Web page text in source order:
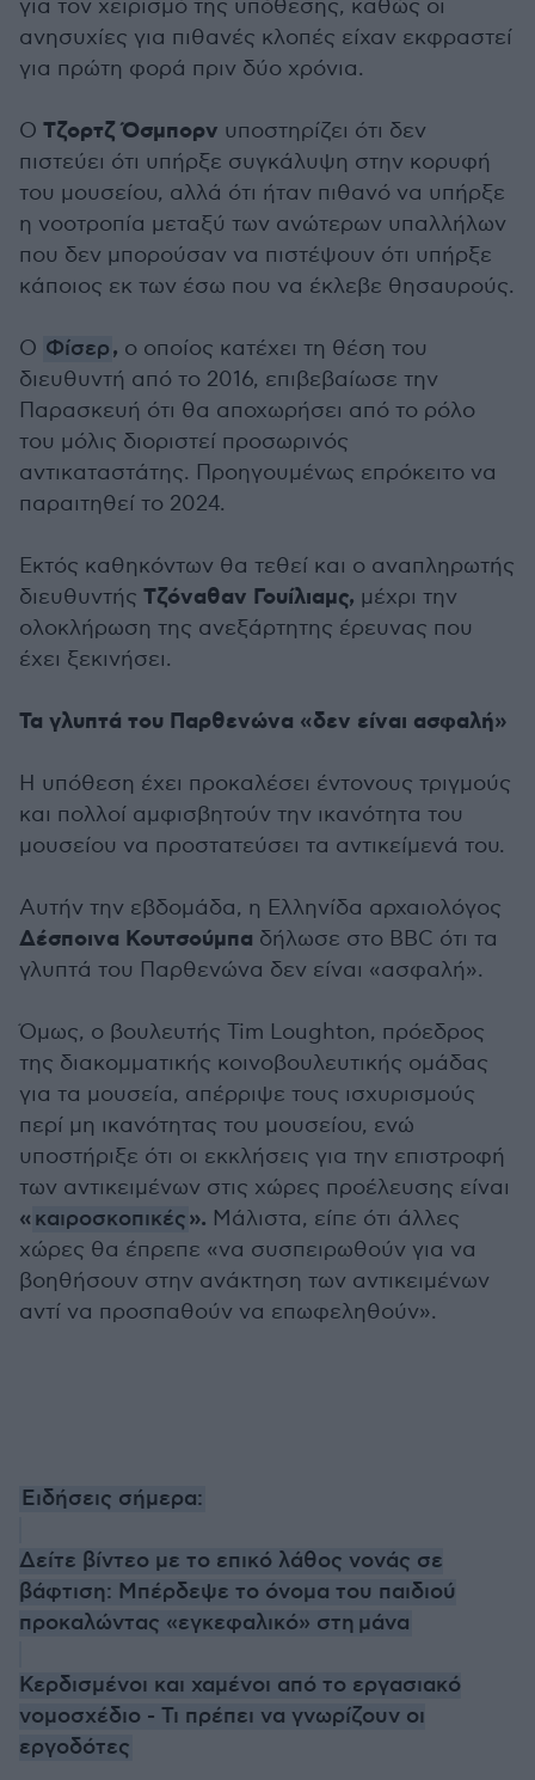
για τον χειρισμό της υπόθεσης, καθώς οι
ανησυχίες για πιθανές κλοπές είχαν εκφραστεί
για πρώτη φορά πριν δύο χρόνια.
Ο Τζορτζ Όσμπορν υποστηρίζει ότι δεν
πιστεύει ότι υπήρξε συγκάλυψη στην κορυφή
του μουσείου, αλλά ότι ήταν πιθανό να υπήρξε
η νοοτροπία μεταξύ των ανώτερων υπαλλήλων
που δεν μπορούσαν να πιστέψουν ότι υπήρξε
κάποιος εκ των έσω που να έκλεβε θησαυρούς.
Ο Φίσερ, ο οποίος κατέχει τη θέση του
διευθυντή από το 2016, επιβεβαίωσε την
Παρασκευή ότι θα αποχωρήσει από το ρόλο
του μόλις διοριστεί προσωρινός
αντικαταστάτης. Προηγουμένως επρόκειτο να
παραιτηθεί το 2024.
Εκτός καθηκόντων θα τεθεί και ο αναπληρωτής
διευθυντής Τζόναθαν Γουίλιαμς, μέχρι την
ολοκλήρωση της ανεξάρτητης έρευνας που
έχει ξεκινήσει.
Τα γλυπτά του Παρθενώνα «δεν είναι ασφαλή»
Η υπόθεση έχει προκαλέσει έντονους τριγμούς
και πολλοί αμφισβητούν την ικανότητα του
μουσείου να προστατεύσει τα αντικείμενά του.
Αυτήν την εβδομάδα, η Ελληνίδα αρχαιολόγος
Δέσποινα Κουτσούμπα δήλωσε στο BBC ότι τα
γλυπτά του Παρθενώνα δεν είναι «ασφαλή».
Όμως, ο βουλευτής Tim Loughton, πρόεδρος
της διακομματικής κοινοβουλευτικής ομάδας
για τα μουσεία, απέρριψε τους ισχυρισμούς
περί μη ικανότητας του μουσείου, ενώ
υποστήριξε ότι οι εκκλήσεις για την επιστροφή
των αντικειμένων στις χώρες προέλευσης είναι
«καιροσκοπικές». Μάλιστα, είπε ότι άλλες
χώρες θα έπρεπε «να συσπειρωθούν για να
βοηθήσουν στην ανάκτηση των αντικειμένων
αντί να προσπαθούν να επωφεληθούν».
Ειδήσεις σήμερα:
Δείτε βίντεο με το επικό λάθος νονάς σε
βάφτιση: Μπέρδεψε το όνομα του παιδιού
προκαλώντας «εγκεφαλικό» στη μάνα
Κερδισμένοι και χαμένοι από το εργασιακό
νομοσχέδιο - Τι πρέπει να γνωρίζουν οι
εργοδότες